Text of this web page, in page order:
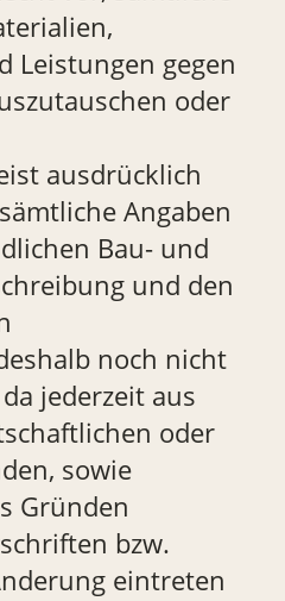
Leistungen gegen
oder
ausdrücklich
Angaben
Bau- und
und den
noch nicht
jederzeit aus
oder
sowie
Gründen
bzw.
eintreten